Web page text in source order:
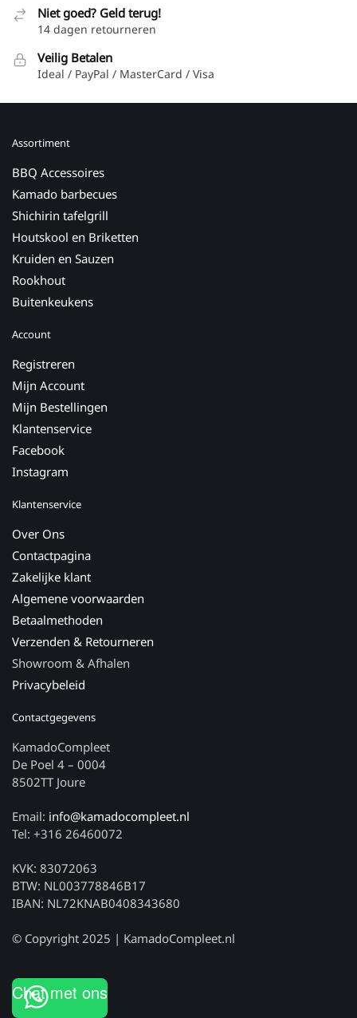
Niet goed? Geld terug!
14 dagen retourneren
Veilig Betalen
Ideal / PayPal / MasterCard / Visa
Assortiment
BBQ Accessoires
Kamado barbecues
Shichirin tafelgrill
Houtskool en Briketten
Kruiden en Sauzen
Rookhout
Buitenkeukens
Account
Registreren
Mijn Account
Mijn Bestellingen
Klantenservice
Facebook
Instagram
Klantenservice
Over Ons
Contactpagina
Zakelijke klant
Algemene voorwaarden
Betaalmethoden
Verzenden & Retourneren
Showroom & Afhalen
Privacybeleid
Contactgegevens
KamadoCompleet
De Poel 4 – 0004
8502TT Joure
Email: info@kamadocompleet.nl
Tel: +316 26460072
KVK: 83072063
BTW: NL003778846B17
IBAN: NL72KNAB0408343680
© Copyright 2025 | KamadoCompleet.nl
Chat met ons